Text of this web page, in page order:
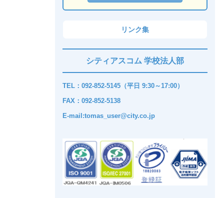
リンク集
シティアスコム 学校法人部
TEL：092-852-5145（平日 9:30～17:00）
FAX：092-852-5138
E-mail:tomas_user@city.co.jp